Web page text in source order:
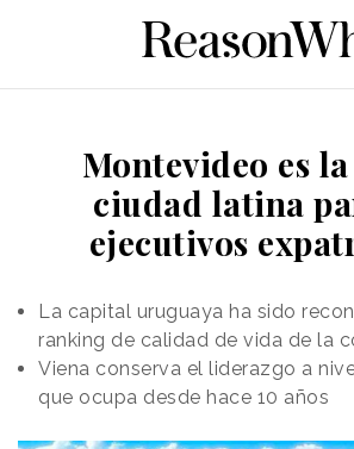
Montevideo es
ciudad latina
ejecutivos
La capital uruguaya ha sido
ranking de calidad de vida de la
Viena conserva el liderazgo a
que ocupa desde hace 10 años